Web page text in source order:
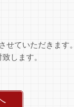
ていただきます。
します。